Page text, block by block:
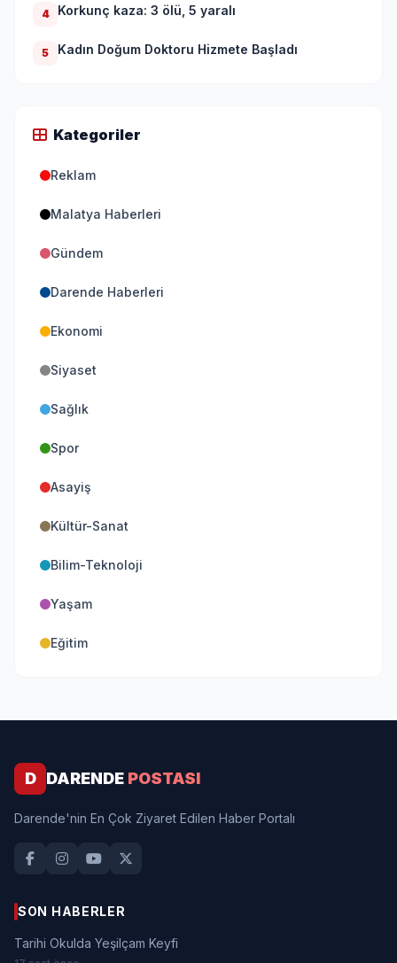
4 Korkunç kaza: 3 ölü, 5 yaralı
5 Kadın Doğum Doktoru Hizmete Başladı
Kategoriler
Reklam
Malatya Haberleri
Gündem
Darende Haberleri
Ekonomi
Siyaset
Sağlık
Spor
Asayiş
Kültür-Sanat
Bilim-Teknoloji
Yaşam
Eğitim
D DARENDE POSTASI
Darende'nin En Çok Ziyaret Edilen Haber Portalı
SON HABERLER
Tarihi Okulda Yeşilçam Keyfi